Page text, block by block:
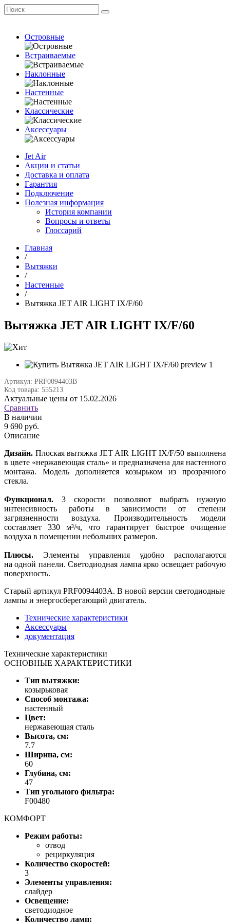
Островные
Встраиваемые
Наклонные
Настенные
Классические
Аксессуары
Jet Air
Акции и статьи
Доставка и оплата
Гарантия
Подключение
Полезная информация
История компании
Вопросы и ответы
Глоссарий
Главная
/
Вытяжки
/
Настенные
/
Вытяжка JET AIR LIGHT IX/F/60
Вытяжка JET AIR LIGHT IX/F/60
Артикул: PRF0094403B
Код товара: 555213
Актуальные цены от 15.02.2026
Сравнить
В наличии
9 690 руб.
Описание
Дизайн. Плоская вытяжка JET AIR LIGHT IX/F/50 выполнена
в цвете «нержавеющая сталь» и предназначена для настенного
монтажа. Модель дополняется козырьком из прозрачного
стекла.
Функционал.3 скорости позволяют выбрать нужную
интенсивность работы в зависимости от степени
загрязненности воздуха. Производительность модели
составляет 330 м³/ч, что гарантирует быстрое очищение
воздуха в помещении небольших размеров.
Плюсы. Элементы управления удобно располагаются
на одной панели. Cветодиодная лампа ярко освещает рабочую
поверхность.
Старый артикул PRF0094403A. В новой версии светодиодные
лампы и энергосберегающий двигатель.
Технические характеристики
Аксессуары
документация
Технические характеристики
ОСНОВНЫЕ ХАРАКТЕРИСТИКИ
Тип вытяжки:
козырьковая
Способ монтажа:
настенный
Цвет:
нержавеющая сталь
Высота, см:
7.7
Ширина, см:
60
Глубина, см:
47
Тип угольного фильтра:
F00480
КОМФОРТ
Режим работы:
отвод
рециркуляция
Количество скоростей:
3
Элементы управления:
слайдер
Освещение:
светодиодное
Количество ламп: